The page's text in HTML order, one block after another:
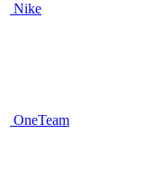
Nike
OneTeam